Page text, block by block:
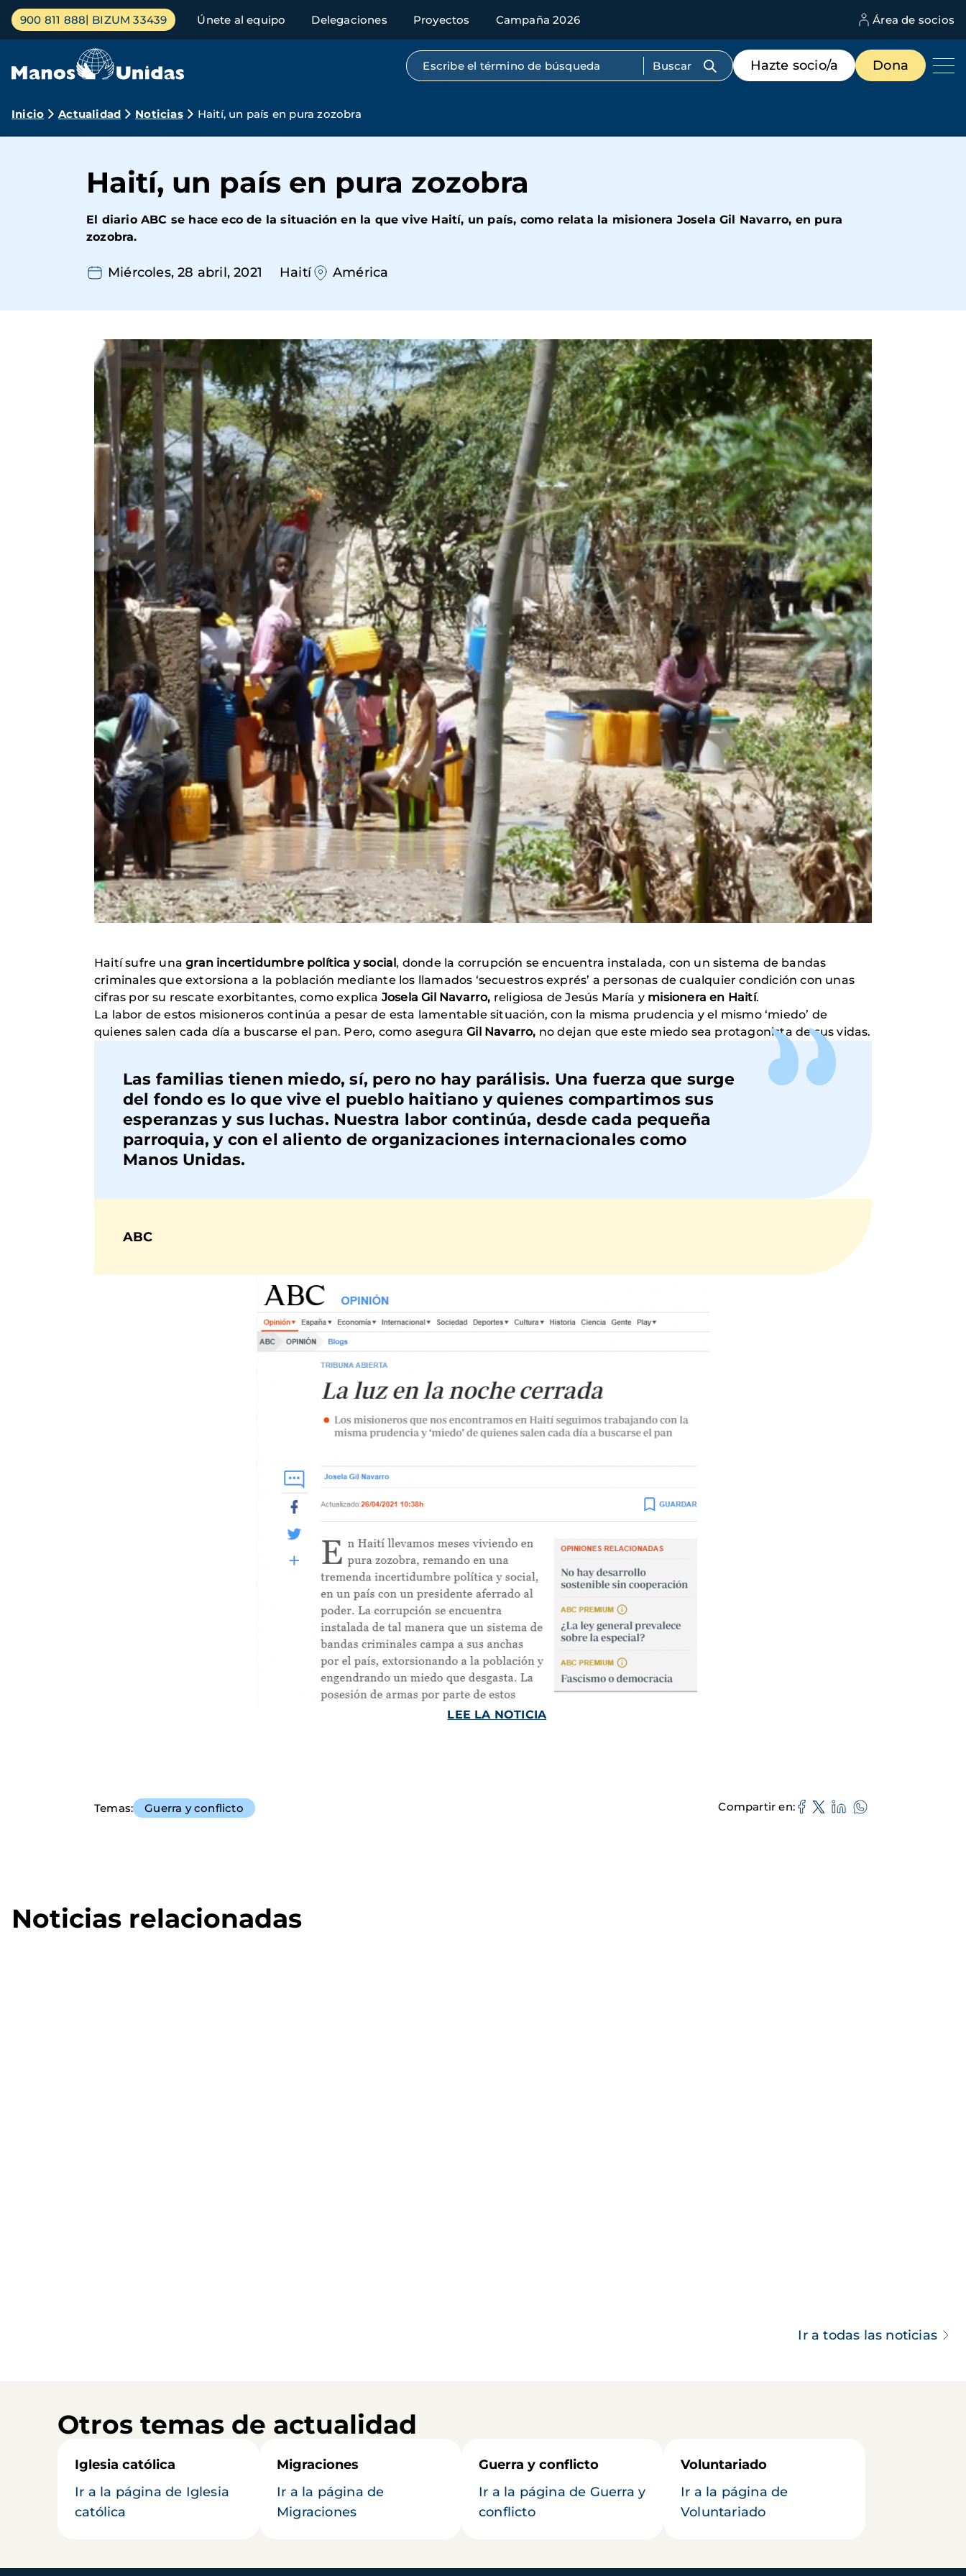
Pasar
contenido
Menú
principal
900 811 888 BIZUM 33439 Únete al equipo Delegaciones Proyectos Campaña 2026 Área de socios
Búsqueda por texto completo
Menú
de
destacados
Hazte socio/a Dona
Ruta
navegación
Inicio Actualidad Noticias Haití, un país en pura zozobra
Haití, un país en pura zozobra
El diario ABC se hace eco de la situación en la que vive Haití, un país, como relata la misionera Josela Gil Navarro, en pura
zozobra.
Miércoles, 28 abril, 2021 Haití América
Haití sufre unagran incertidumbre política y social, donde la corrupción se encuentra instalada, con un sistema de bandas
criminales que extorsiona a la población mediante los llamados ‘secuestros exprés’ a personas de cualquier condición con unas
cifras por su rescate exorbitantes, como explica Josela Gil Navarro, religiosa de Jesús María y misionera en Haití.
La labor de estos misioneros continúa a pesar de esta lamentable situación, con la misma prudencia y el mismo ‘miedo’ de
quienes salen cada día a buscarse el pan. Pero, como asegura Gil Navarro, no dejan que este miedo sea protagonista de sus vidas.
Las familias tienen miedo, sí, pero no hay parálisis. Una fuerza que surge
del fondo es lo que vive el pueblo haitiano y quienes compartimos sus
esperanzas y sus luchas. Nuestra labor continúa, desde cada pequeña
parroquia, y con el aliento de organizaciones internacionales como
Manos Unidas.
ABC
LEE LA NOTICIA
Temas Guerra y conflicto Compartir en
Noticias relacionadas
Ir a todas las noticias
Otros temas de actualidad
Iglesia católica
Ir a la página de Iglesia
católica
Migraciones
Ir a la página de
Migraciones
Guerra y conflicto
Ir a la página de Guerra y
conflicto
Voluntariado
Ir a la página de
Voluntariado